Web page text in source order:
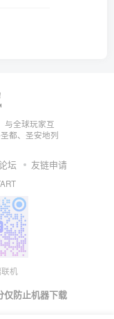
与全球玩家互
都、圣安地列
坛 友链申请
机
仅防止机器下载